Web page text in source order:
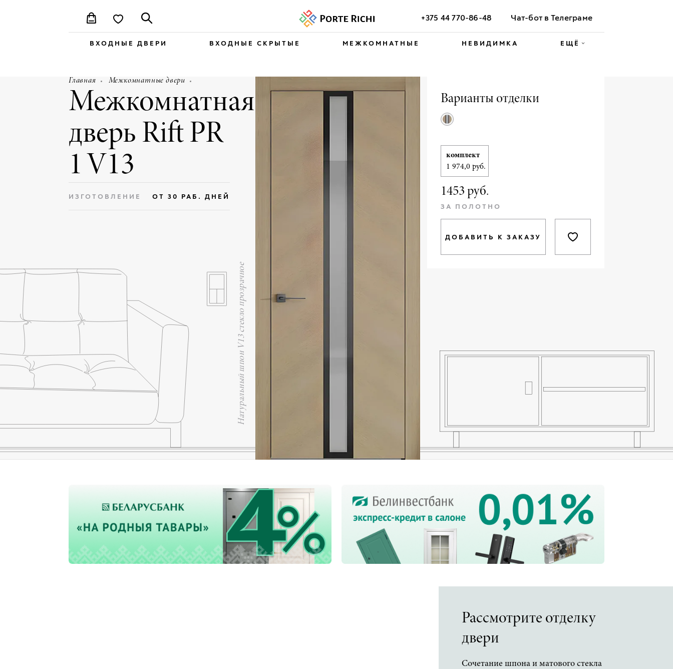
+375 44 770-86-48 Чат-бот в Телеграме
ВХОДНЫЕ ДВЕРИ ВХОДНЫЕ СКРЫТЫЕ МЕЖКОМНАТНЫЕ НЕВИДИМКА ЕЩЁ
Главная Межкомнатные двери
Межкомнатная
дверь Rift PR
1 V13
ИЗГОТОВЛЕНИЕ ОТ 30 РАБ. ДНЕЙ
Натуральный шпон V13 стекло прозрачное
Варианты отделки
комплект
1 974,0 руб.
1453 руб.
ЗА ПОЛОТНО
ДОБАВИТЬ К ЗАКАЗУ
Рассмотрите отделку
двери
Сочетание шпона и матового стекла